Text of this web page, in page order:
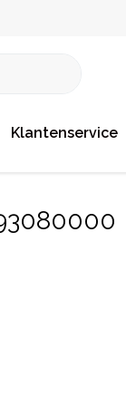
jou!
Klantenservice